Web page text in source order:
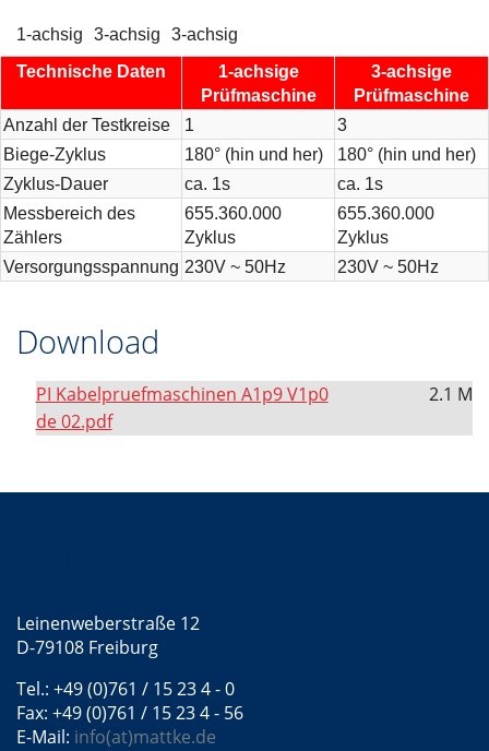
1-achsig 3-achsig
3-achsig
Technische Daten
1-achsige
Prüfmaschine
3-achsige
Prüfmaschine
Anzahl der Testkreise
1
3
Biege-Zyklus
180° (hin und her)
180° (hin und her)
Zyklus-Dauer
ca. 1s
ca. 1s
Messbereich des
Zählers
655.360.000
Zyklus
655.360.000
Zyklus
Versorgungsspannung 230V ~ 50Hz 230V ~ 50Hz
Download
PI Kabelpruefmaschinen A1p9 V1p0
de 02.pdf
2.1 M
Leinenweberstraße 12
D-79108 Freiburg
Tel.: +49 (0)761 / 15 23 4 - 0
Fax: +49 (0)761 / 15 23 4 - 56
E-Mail: info(at)mattke.de